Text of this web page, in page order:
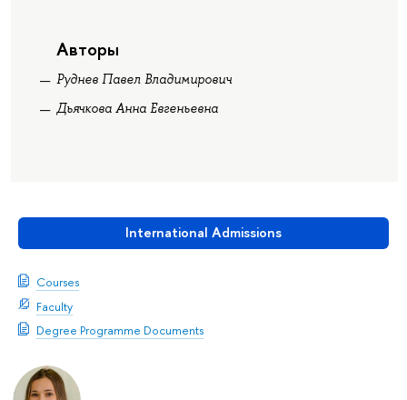
International Admissions
Courses
Faculty
Degree Programme Documents
Авторы
Руднев Павел Владимирович
Дьячкова Анна Евгеньевна